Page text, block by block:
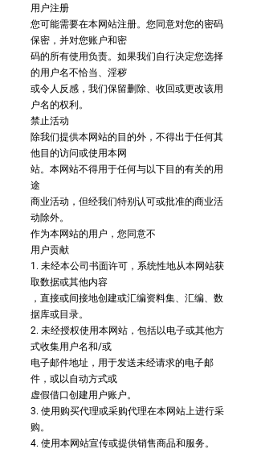
用户注册
您可能需要在本网站注册。您同意对您的密码
保密，并对您账户和密
码的所有使用负责。如果我们自行决定您选择
的用户名不恰当、淫秽
或令人反感，我们保留删除、收回或更改该用
户名的权利。
禁止活动
除我们提供本网站的目的外，不得出于任何其
他目的访问或使用本网
站。本网站不得用于任何与以下目的有关的用
途
商业活动，但经我们特别认可或批准的商业活
动除外。
作为本网站的用户，您同意不
用户贡献
1. 未经本公司书面许可，系统性地从本网站获
取数据或其他内容
，直接或间接地创建或汇编资料集、汇编、数
据库或目录。
2. 未经授权使用本网站，包括以电子或其他方
式收集用户名和/或
电子邮件地址，用于发送未经请求的电子邮
件，或以自动方式或
虚假借口创建用户账户。
3. 使用购买代理或采购代理在本网站上进行采
购。
4. 使用本网站宣传或提供销售商品和服务。